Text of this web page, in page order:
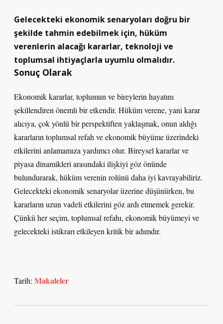
Gelecekteki ekonomik senaryoları doğru bir
şekilde tahmin edebilmek için, hüküm
verenlerin alacağı kararlar, teknoloji ve
toplumsal ihtiyaçlarla uyumlu olmalıdır.
Sonuç Olarak
Ekonomik kararlar, toplumun ve bireylerin hayatını
şekillendiren önemli bir etkendir. Hüküm verene, yani karar
alıcıya, çok yönlü bir perspektiften yaklaşmak, onun aldığı
kararların toplumsal refah ve ekonomik büyüme üzerindeki
etkilerini anlamamıza yardımcı olur. Bireysel kararlar ve
piyasa dinamikleri arasındaki ilişkiyi göz önünde
bulundurarak, hüküm verenin rolünü daha iyi kavrayabiliriz.
Gelecekteki ekonomik senaryolar üzerine düşünürken, bu
kararların uzun vadeli etkilerini göz ardı etmemek gerekir.
Çünkü her seçim, toplumsal refahı, ekonomik büyümeyi ve
gelecekteki istikrarı etkileyen kritik bir adımdır.
Tarih: Makaleler